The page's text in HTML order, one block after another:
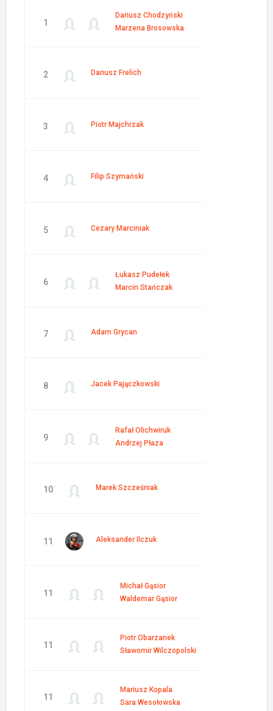
1
Dariusz Chodzyński
Marzena Brosowska
2 Dariusz Frelich
3 Piotr Majchrzak
4 Filip Szymański
5 Cezary Marciniak
6
Łukasz Pudełek
Marcin Stańczak
7 Adam Grycan
8 Jacek Pajączkowski
9
Rafał Olichwiruk
Andrzej Płaza
10 Marek Szcześniak
11 Aleksander Ilczuk
11
Michał Gąsior
Waldemar Gąsior
11
Piotr Obarzanek
Sławomir Wilczopolski
11
Mariusz Kopala
Sara Wesołowska